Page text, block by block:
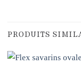
PRODUITS